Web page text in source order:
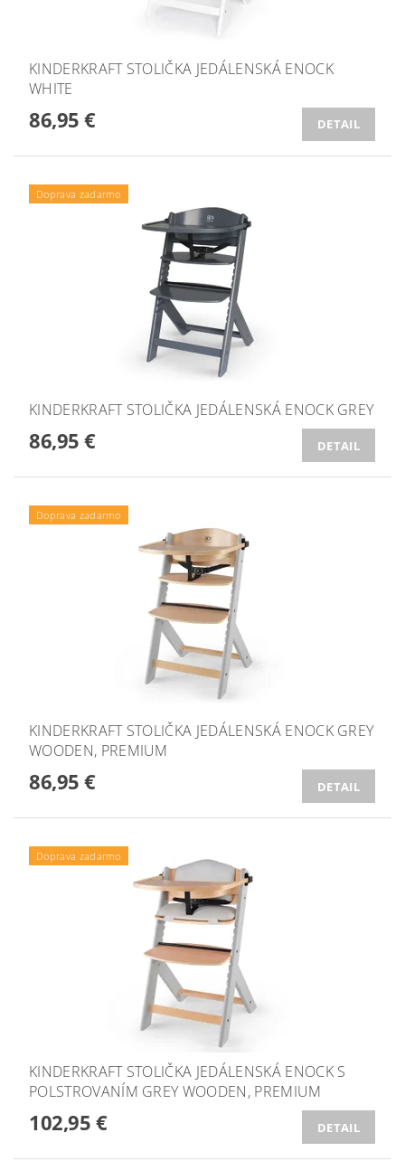
KINDERKRAFT STOLIČKA JEDÁLENSKÁ ENOCK
WHITE
86,95 € DETAIL
Doprava zadarmo
KINDERKRAFT STOLIČKA JEDÁLENSKÁ ENOCK GREY
86,95 € DETAIL
Doprava zadarmo
KINDERKRAFT STOLIČKA JEDÁLENSKÁ ENOCK GREY
WOODEN, PREMIUM
86,95 € DETAIL
Doprava zadarmo
KINDERKRAFT STOLIČKA JEDÁLENSKÁ ENOCK S
POLSTROVANÍM GREY WOODEN, PREMIUM
102,95 € DETAIL